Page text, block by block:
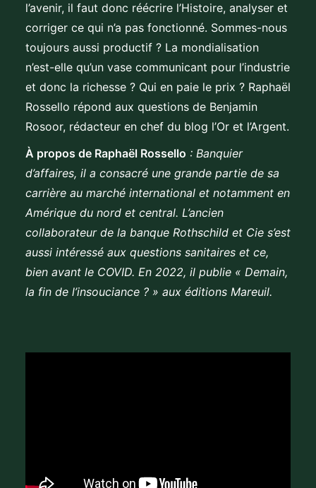
l’avenir, il faut donc réécrire l’Histoire, analyser et
corriger ce qui n’a pas fonctionné. Sommes-nous
toujours aussi productif ? La mondialisation
n’est-elle qu’un vase communicant pour l’industrie
et donc la richesse ? Qui en paie le prix ? Raphaël
Rossello répond aux questions de Benjamin
Rosoor, rédacteur en chef du blog l’Or et l’Argent.
À propos de Raphaël Rossello : Banquier
d’affaires, il a consacré une grande partie de sa
carrière au marché international et notamment en
Amérique du nord et central. L’ancien
collaborateur de la banque Rothschild et Cie s’est
aussi intéressé aux questions sanitaires et ce,
bien avant le COVID. En 2022, il publie « Demain,
la fin de l’insouciance ? » aux éditions Mareuil.